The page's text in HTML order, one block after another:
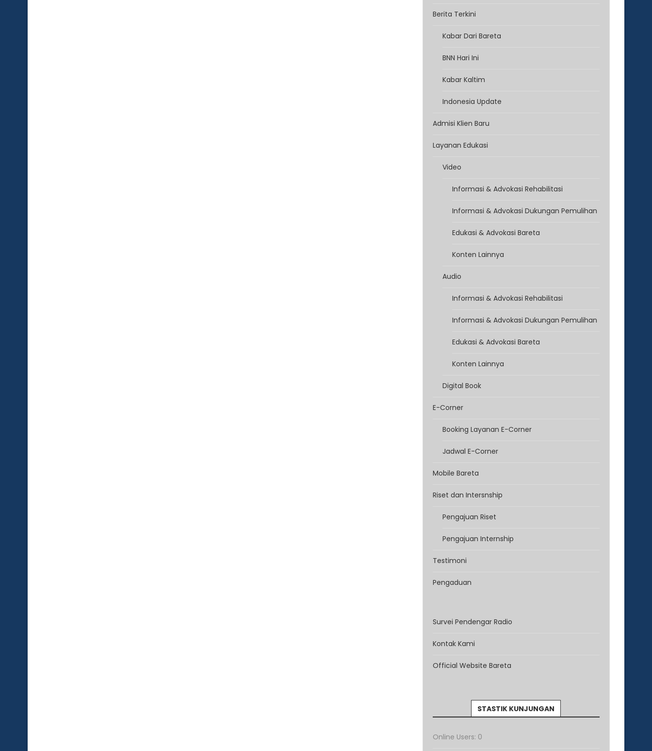
Berita Terkini
Kabar Dari Bareta
BNN Hari Ini
Kabar Kaltim
Indonesia Update
Admisi Klien Baru
Layanan Edukasi
Video
Informasi & Advokasi Rehabilitasi
Informasi & Advokasi Dukungan Pemulihan
Edukasi & Advokasi Bareta
Konten Lainnya
Audio
Informasi & Advokasi Rehabilitasi
Informasi & Advokasi Dukungan Pemulihan
Edukasi & Advokasi Bareta
Konten Lainnya
Digital Book
E-Corner
Booking Layanan E-Corner
Jadwal E-Corner
Mobile Bareta
Riset dan Intersnship
Pengajuan Riset
Pengajuan Internship
Testimoni
Pengaduan
Survei Pendengar Radio
Kontak Kami
Official Website Bareta
STASTIK KUNJUNGAN
Online Users: 0